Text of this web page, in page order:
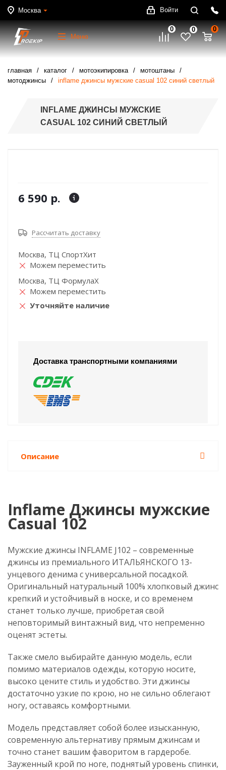
Москва Войти
Меню
0 0 0
главная каталог мотоэкипировка
мотоштаны
мотоджинсы
inflame джинсы мужские casual 102 синий светлый
INFLAME ДЖИНСЫ МУЖСКИЕ
CASUAL 102 СИНИЙ СВЕТЛЫЙ
6 590 р.
Рассчитать доставку
Москва, ТЦ СпортХит
Можем переместить
Москва, ТЦ ФормулаХ
Можем переместить
Уточняйте наличие
Доставка транспортными компаниями
Описание
Inflame Джинсы мужские
Casual 102
Мужские джинсы INFLAME J102 – современные
джинсы из премиального ИТАЛЬЯНСКОГО 13-
унцевого денима с универсальной посадкой.
Оригинальный натуральный 100% хлопковый джинс
крепкий и устойчивый в носке, и со временем
станет только лучше, приобретая свой
неповторимый винтажный вид, что непременно
оценят эстеты.
Также смело выбирайте данную модель, если
помимо материалов одежды, которую носите,
высоко цените стиль и удобство. Эти джинсы
достаточно узкие по крою, но не сильно облегают
ногу, оставаясь комфортными.
Модель представляет собой более изысканную,
современную альтернативу прямым джинсам и
точно станет вашим фаворитом в гардеробе.
Зауженный крой по ноге, поднятый уровень спинки,